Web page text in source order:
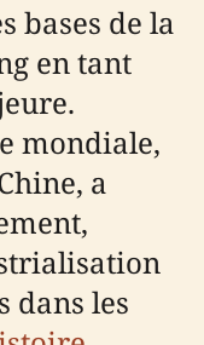
bases de la
en tant
mondiale,
a
dans les